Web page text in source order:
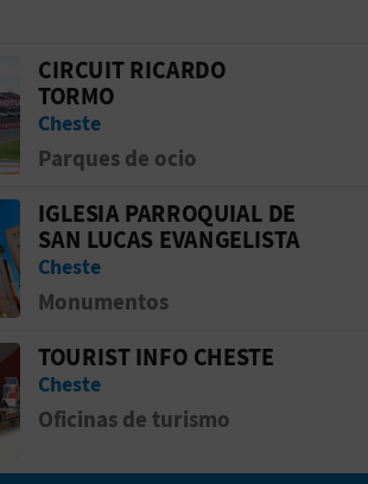
de Circuit
CIRCUIT RICARDO
TORMO
Cheste
Parques de ocio
de Iglesia
IGLESIA PARROQUIAL DE
SAN LUCAS EVANGELISTA
Cheste
Monumentos
de TOURIST INFO
TOURIST INFO CHESTE
Cheste
Oficinas de turismo